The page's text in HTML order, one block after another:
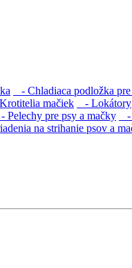
- Chladiaca podložka pre
mačiek - Lokátory
Pelechy pre psy a mačky -
na strihanie psov a